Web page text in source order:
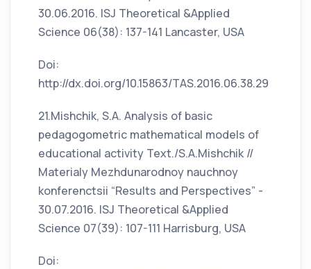
30.06.2016. ISJ Theoretical &Applied
Science 06(38): 137-141 Lancaster, USA
Doi:
http://dx.doi.org/10.15863/TAS.2016.06.38.29
21.Mishchik, S.A. Analysis of basic
pedagogometric mathematical models of
educational activity Text./S.A.Mishchik //
Materialy Mezhdunarodnoy nauchnoy
konferenctsii “Results and Perspectives” -
30.07.2016. ISJ Theoretical &Applied
Science 07(39): 107-111 Harrisburg, USA
Doi: